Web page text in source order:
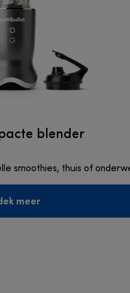
blender
smoothies, thuis of
meer